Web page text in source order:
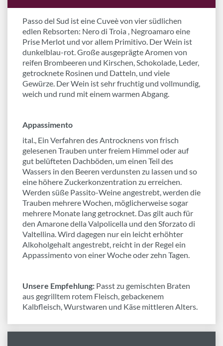
Passo del Sud ist eine Cuveè von vier südlichen
edlen Rebsorten: Nero di Troia , Negroamaro eine
Prise Merlot und vor allem Primitivo. Der Wein ist
dunkelblau-rot. Große ausgeprägte Aromen von
reifen Brombeeren und Kirschen, Schokolade, Leder,
getrocknete Rosinen und Datteln, und viele
Gewürze. Der Wein ist sehr fruchtig und vollmundig,
weich und rund mit einem warmen Abgang.
Appassimento
ital., Ein Verfahren des Antrocknens von frisch
gelesenen Trauben unter freiem Himmel oder auf
gut belüfteten Dachböden, um einen Teil des
Wassers in den Beeren verdunsten zu lassen und so
eine höhere Zuckerkonzentration zu erreichen.
Wer­den süße Passito-Weine angestrebt, wer­den die
Trauben mehrere Wochen, möglicherweise sogar
mehrere Monate lang getrocknet. Das gilt auch für
den Amarone della Valpolicella und den Sforzato di
Valtellina. Wird dagegen nur ein leicht erhöhter
Alkoholgehalt angestrebt, reicht in der Regel ein
Appassimento von einer Woche oder zehn Tagen.
Unsere Empfehlung: Passt zu gemischten Braten
aus gegrilltem rotem Fleisch, gebackenem
Kalbfleisch, Wurstwaren und Käse mittleren Alters.